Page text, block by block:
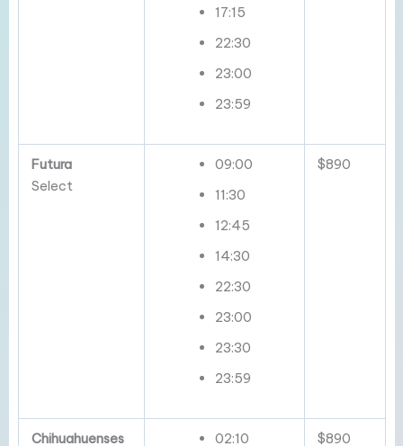
17:15
22:30
23:00
23:59
Futura
Select
09:00
11:30
12:45
14:30
22:30
23:00
23:30
23:59
$890
Chihuahuenses
02:10
$890